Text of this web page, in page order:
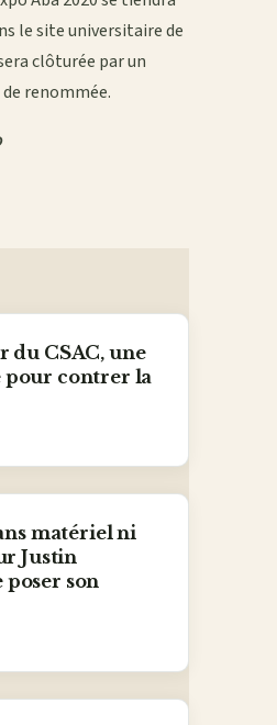
le site universitaire de
clôturée par un
renommée.
du CSAC, une
pour contrer la
matériel ni
Justin
son